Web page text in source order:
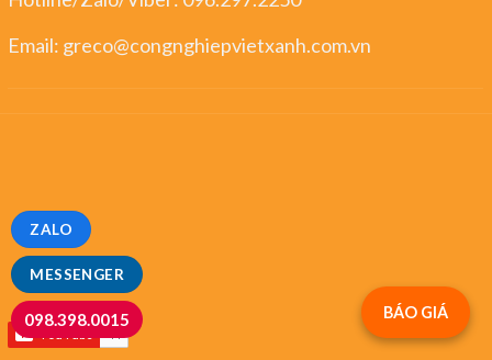
MESSENGER
ZALO
098.398.0015
Email: greco@congnghiepvietxanh.com.vn
BÁO GIÁ